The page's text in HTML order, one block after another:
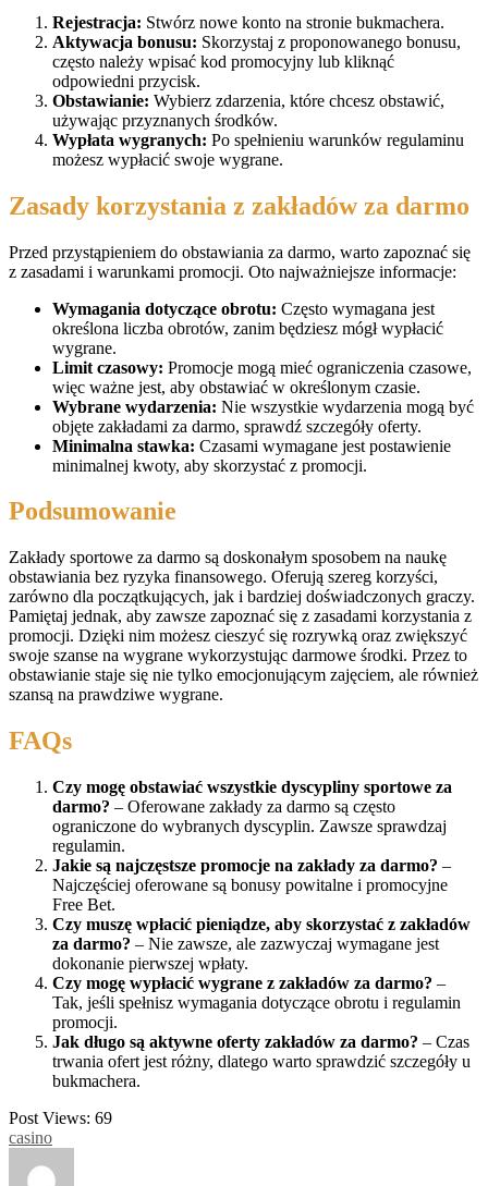
Rejestracja: Stwórz nowe konto na stronie bukmachera.
Aktywacja bonusu: Skorzystaj z proponowanego bonusu,
często należy wpisać kod promocyjny lub kliknąć
odpowiedni przycisk.
Obstawianie: Wybierz zdarzenia, które chcesz obstawić,
używając przyznanych środków.
Wypłata wygranych: Po spełnieniu warunków regulaminu
możesz wypłacić swoje wygrane.
Zasady korzystania z zakładów za darmo
Przed przystąpieniem do obstawiania za darmo, warto zapoznać się
z zasadami i warunkami promocji. Oto najważniejsze informacje:
Wymagania dotyczące obrotu: Często wymagana jest
określona liczba obrotów, zanim będziesz mógł wypłacić
wygrane.
Limit czasowy: Promocje mogą mieć ograniczenia czasowe,
więc ważne jest, aby obstawiać w określonym czasie.
Wybrane wydarzenia: Nie wszystkie wydarzenia mogą być
objęte zakładami za darmo, sprawdź szczegóły oferty.
Minimalna stawka: Czasami wymagane jest postawienie
minimalnej kwoty, aby skorzystać z promocji.
Podsumowanie
Zakłady sportowe za darmo są doskonałym sposobem na naukę
obstawiania bez ryzyka finansowego. Oferują szereg korzyści,
zarówno dla początkujących, jak i bardziej doświadczonych graczy.
Pamiętaj jednak, aby zawsze zapoznać się z zasadami korzystania z
promocji. Dzięki nim możesz cieszyć się rozrywką oraz zwiększyć
swoje szanse na wygrane wykorzystując darmowe środki. Przez to
obstawianie staje się nie tylko emocjonującym zajęciem, ale również
szansą na prawdziwe wygrane.
FAQs
Czy mogę obstawiać wszystkie dyscypliny sportowe za
darmo? – Oferowane zakłady za darmo są często
ograniczone do wybranych dyscyplin. Zawsze sprawdzaj
regulamin.
Jakie są najczęstsze promocje na zakłady za darmo? –
Najczęściej oferowane są bonusy powitalne i promocyjne
Free Bet.
Czy muszę wpłacić pieniądze, aby skorzystać z zakładów
za darmo? – Nie zawsze, ale zazwyczaj wymagane jest
dokonanie pierwszej wpłaty.
Czy mogę wypłacić wygrane z zakładów za darmo? –
Tak, jeśli spełnisz wymagania dotyczące obrotu i regulamin
promocji.
Jak długo są aktywne oferty zakładów za darmo? – Czas
trwania ofert jest różny, dlatego warto sprawdzić szczegóły u
bukmachera.
Post Views: 69
casino